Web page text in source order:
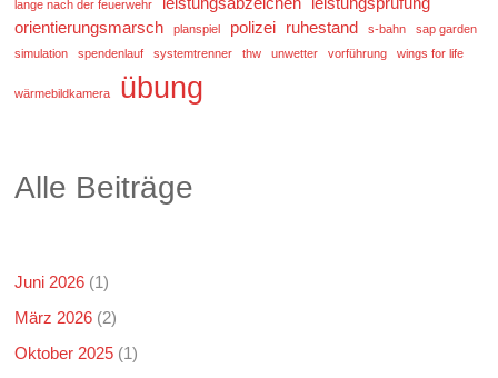
lange nach der feuerwehr
orientierungsmarsch
planspiel polizei ruhestand s-bahn
sap garden
simulation
spendenlauf systemtrenner thw unwetter vorführung wings for life
wärmebildkamera übung
Alle Beiträge
Juni 2026 (1)
März 2026 (2)
Oktober 2025 (1)